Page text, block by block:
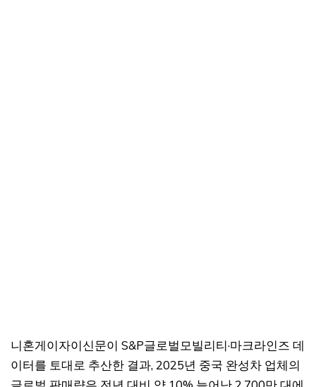
니혼게이자이신문이 S&P글로벌모빌리티·마크라인즈 데
이터를 토대로 추산한 결과, 2025년 중국 완성차 업체의